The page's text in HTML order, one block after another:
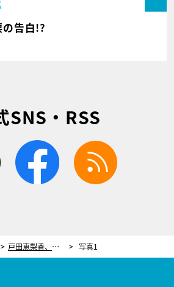
告白!?
SNS・RSS
twitter facebook
戸田恵梨香、細木数子さん役への不安と葛藤「自分がやっていいのか…」 背中を押した“意外な一言” 写真1